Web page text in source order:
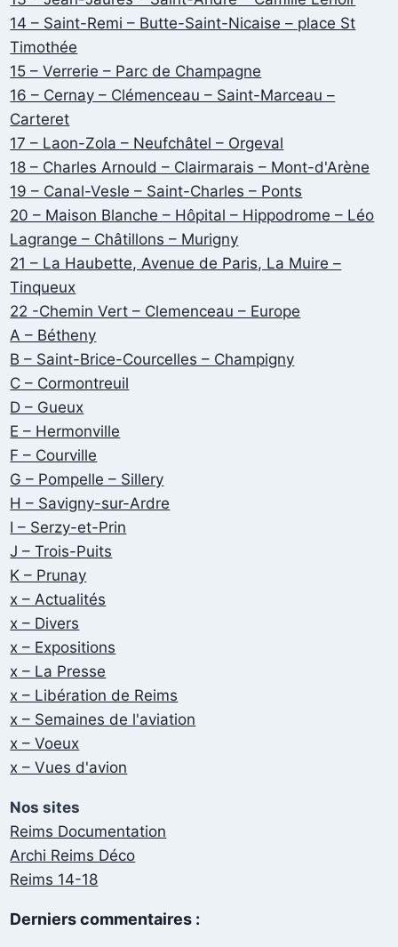
14 – Saint-Remi – Butte-Saint-Nicaise – place St
Timothée
15 – Verrerie – Parc de Champagne
16 – Cernay – Clémenceau – Saint-Marceau –
Carteret
17 – Laon-Zola – Neufchâtel – Orgeval
18 – Charles Arnould – Clairmarais – Mont-d'Arène
19 – Canal-Vesle – Saint-Charles – Ponts
20 – Maison Blanche – Hôpital – Hippodrome – Léo
Lagrange – Châtillons – Murigny
21 – La Haubette, Avenue de Paris, La Muire –
Tinqueux
22 -Chemin Vert – Clemenceau – Europe
A – Bétheny
B – Saint-Brice-Courcelles – Champigny
C – Cormontreuil
D – Gueux
E – Hermonville
F – Courville
G – Pompelle – Sillery
H – Savigny-sur-Ardre
I – Serzy-et-Prin
J – Trois-Puits
K – Prunay
x – Actualités
x – Divers
x – Expositions
x – La Presse
x – Libération de Reims
x – Semaines de l'aviation
x – Voeux
x – Vues d'avion
Nos sites
Reims Documentation
Archi Reims Déco
Reims 14-18
Derniers commentaires :